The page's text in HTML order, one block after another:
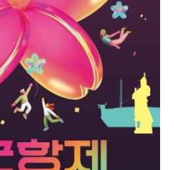
를 품은 군항도시로 모여
의 새하얀 꽃송이들이 일
대 벚꽃도시에서 봄날의
는 사람들과 꽃비가 흩날
한데 어우러져 출렁이
다.
을 추모하는 행사와 벚꽃